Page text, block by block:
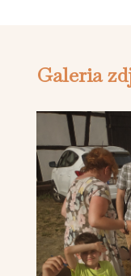
Galeria